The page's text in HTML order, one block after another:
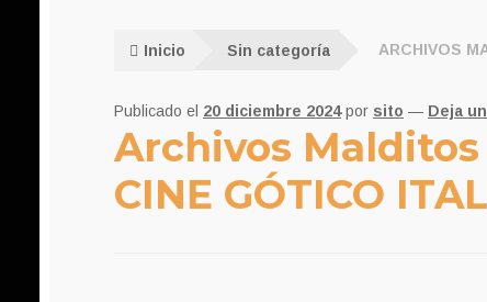
Inicio Sin categoría ARCHIVOS
Publicado el 20 diciembre 2024 por sito — Deja
Archivos Malditos
CINE GÓTICO